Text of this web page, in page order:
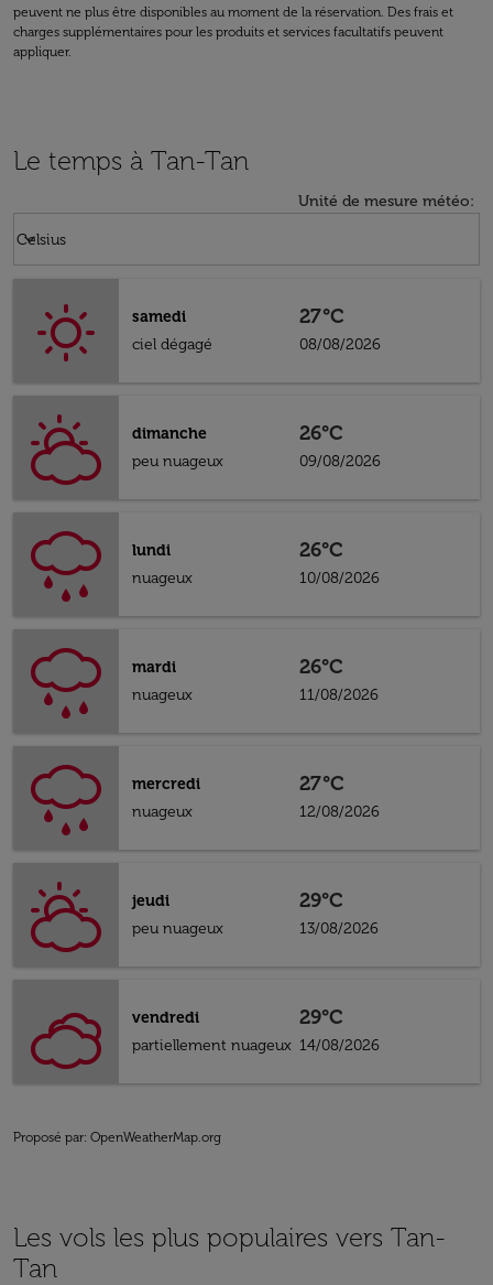
peuvent ne plus être disponibles au moment de la réservation. Des frais et
charges supplémentaires pour les produits et services facultatifs peuvent
appliquer.
Le temps à Tan-Tan
Unité de mesure météo:
Celsius
keyboard_arrow_down
samedi
ciel dégagé
27°C
08/08/2026
dimanche
peu nuageux
26°C
09/08/2026
lundi
nuageux
26°C
10/08/2026
mardi
nuageux
26°C
11/08/2026
mercredi
nuageux
27°C
12/08/2026
jeudi
peu nuageux
29°C
13/08/2026
vendredi
partiellement nuageux
29°C
14/08/2026
Proposé par: OpenWeatherMap.org
Les vols les plus populaires vers Tan-
Tan